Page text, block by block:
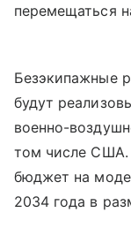
перемещаться
Безэкипажные
будут
военно-
том числе США.
бюджет на
2034 года в